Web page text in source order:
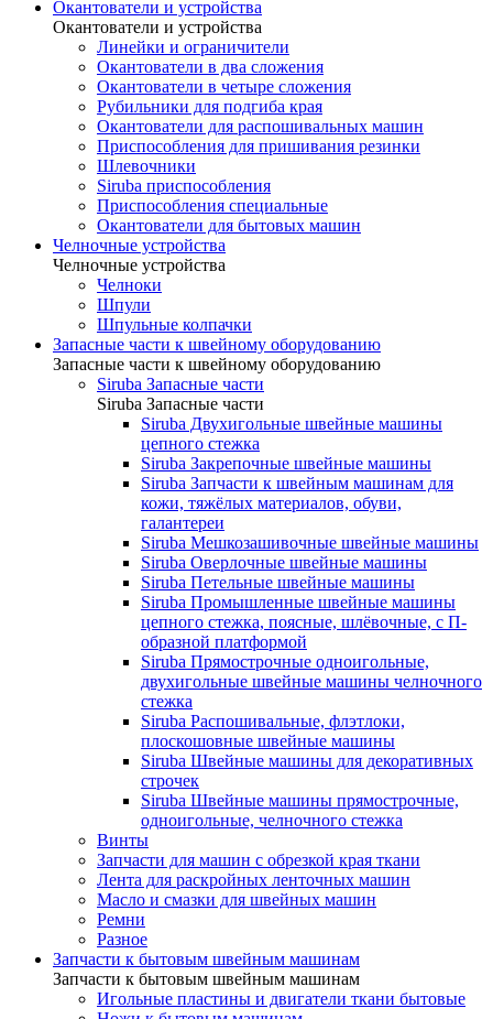
Окантователи и устройства
Окантователи и устройства
Линейки и ограничители
Окантователи в два сложения
Окантователи в четыре сложения
Рубильники для подгиба края
Окантователи для распошивальных машин
Приспособления для пришивания резинки
Шлевочники
Siruba приспособления
Приспособления специальные
Окантователи для бытовых машин
Челночные устройства
Челночные устройства
Челноки
Шпули
Шпульные колпачки
Запасные части к швейному оборудованию
Запасные части к швейному оборудованию
Siruba Запасные части
Siruba Запасные части
Siruba Двухигольные швейные машины
цепного стежка
Siruba Закрепочные швейные машины
Siruba Запчасти к швейным машинам для
кожи, тяжёлых материалов, обуви,
галантереи
Siruba Мешкозашивочные швейные машины
Siruba Оверлочные швейные машины
Siruba Петельные швейные машины
Siruba Промышленные швейные машины
цепного стежка, поясные, шлёвочные, с П-
образной платформой
Siruba Прямострочные одноигольные,
двухигольные швейные машины челночного
стежка
Siruba Распошивальные, флэтлоки,
плоскошовные швейные машины
Siruba Швейные машины для декоративных
строчек
Siruba Швейные машины прямострочные,
одноигольные, челночного стежка
Винты
Запчасти для машин с обрезкой края ткани
Лента для раскройных ленточных машин
Масло и смазки для швейных машин
Ремни
Разное
Запчасти к бытовым швейным машинам
Запчасти к бытовым швейным машинам
Игольные пластины и двигатели ткани бытовые